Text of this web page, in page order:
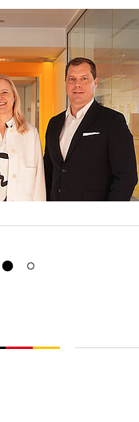
(Fotocredit:
Sporthilfe)
Download